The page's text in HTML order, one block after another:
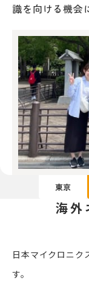
識を向ける機会
東京
海外
日本マイクロニク
す。